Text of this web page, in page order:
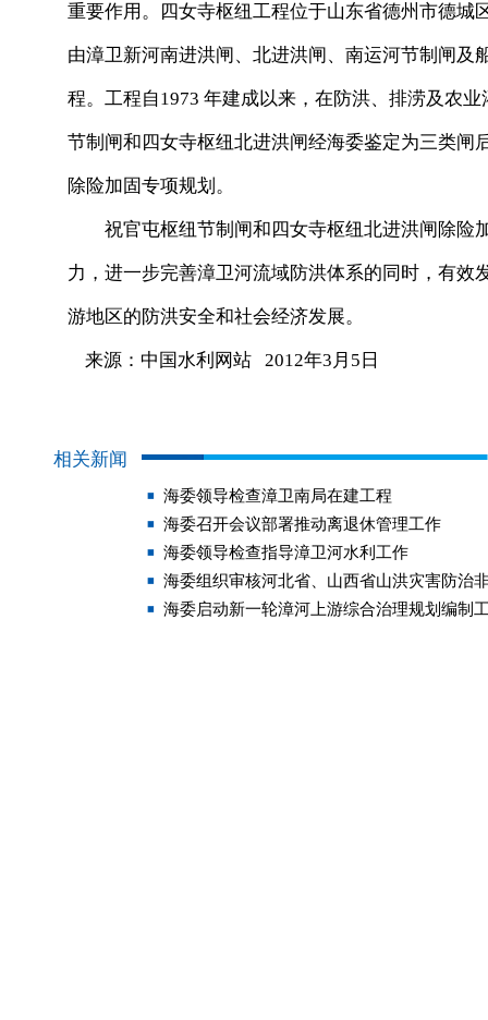
重要作用。四女寺枢纽工程位于山东省德州市德
由漳卫新河南进洪闸、北进洪闸、南运河节制闸及
程。工程自1973 年建成以来，在防洪、排涝及农
节制闸和四女寺枢纽北进洪闸经海委鉴定为三类
除险加固专项规划。
祝官屯枢纽节制闸和四女寺枢纽北进洪闸除险
力，进一步完善漳卫河流域防洪体系的同时，有
游地区的防洪安全和社会经济发展。
来源：中国水利网站 2012年3月5日
相关新闻
海委领导检查漳卫南局在建工程
海委召开会议部署推动离退休管理工作
海委领导检查指导漳卫河水利工作
海委组织审核河北省、山西省山洪灾害防治
海委启动新一轮漳河上游综合治理规划编制